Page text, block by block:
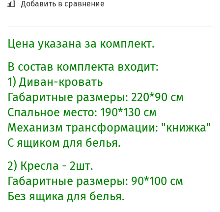
Добавить в сравнение
Цена указана за комплект.
В состав комплекта входит:
1) Диван-кровать
Габаритные размеры: 220*90 см
Спальное место: 190*130 см
Механизм трансформации: "книжка"
С ящиком для белья.
2) Кресла - 2шт.
Габаритные размеры: 90*100 см
Без ящика для белья.